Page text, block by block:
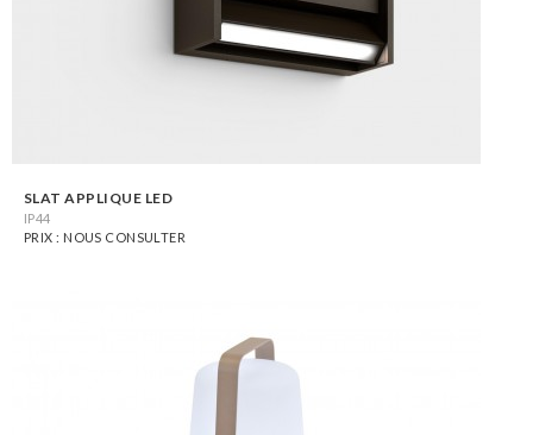
SLAT APPLIQUE LED
IP44
PRIX : NOUS CONSULTER